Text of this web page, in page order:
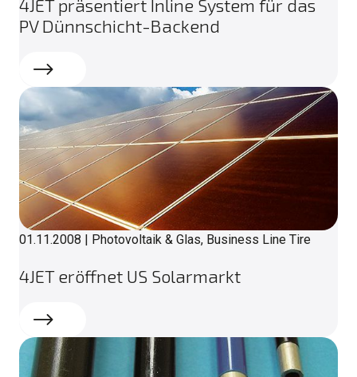
4JET präsentiert Inline System für das
PV Dünnschicht-Backend
Weiterlesen
01.11.2008 | Photovoltaik & Glas, Business Line Tire
4JET eröffnet US Solarmarkt
Weiterlesen